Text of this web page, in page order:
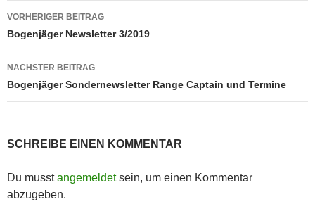
Beitragsnavigation
VORHERIGER BEITRAG
Bogenjäger Newsletter 3/2019
NÄCHSTER BEITRAG
Bogenjäger Sondernewsletter Range Captain und Termine
SCHREIBE EINEN KOMMENTAR
Du musstangemeldetsein, um einen Kommentar
abzugeben.